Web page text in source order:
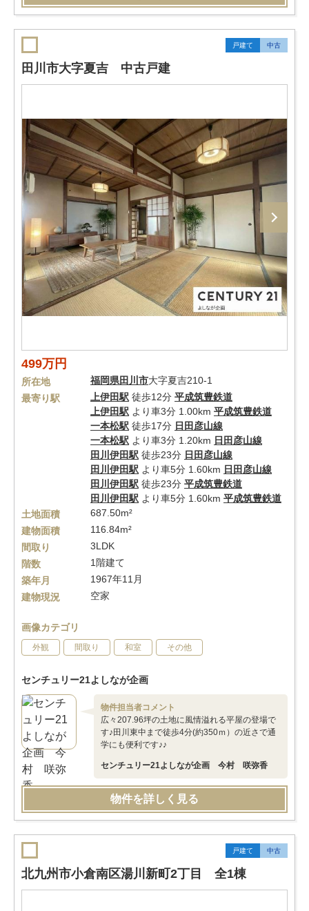
戸建て 中古
田川市大字夏吉 中古戸建
499万円
所在地 福岡県田川市大字夏吉210-1
最寄り駅
上伊田駅 徒歩12分 平成筑豊鉄道
上伊田駅 より車3分 1.00km 平成筑豊鉄道
一本松駅 徒歩17分 日田彦山線
一本松駅 より車3分 1.20km 日田彦山線
田川伊田駅 徒歩23分 日田彦山線
田川伊田駅 より車5分 1.60km 日田彦山線
田川伊田駅 徒歩23分 平成筑豊鉄道
田川伊田駅 より車5分 1.60km 平成筑豊鉄道
土地面積
687.50m²
建物面積
116.84m²
間取り
3LDK
階数
1階建て
築年月
1967年11月
建物現況
空家
画像カテゴリ
外観 間取り 和室 その他
センチュリー21よしなが企画
物件担当者コメント
広々207.96坪の土地に風情溢れる平屋の登場で
す♪田川東中まで徒歩4分(約350ｍ）の近さで通
学にも便利です♪♪
センチュリー21よしなが企画 今村 咲弥香
物件を詳しく見る
戸建て 中古
北九州市小倉南区湯川新町2丁目 全1棟